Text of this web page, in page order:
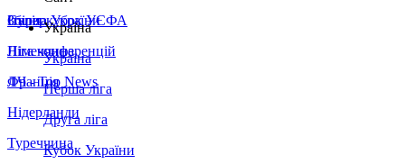
Збірна України
Італія
Німеччина
Франція
Нідерланди
Туреччина
Суперкубок УЄФА
Ліга конференцій
ЛЧ - Top News
Україна
Україна
Перша ліга
Друга ліга
Кубок України